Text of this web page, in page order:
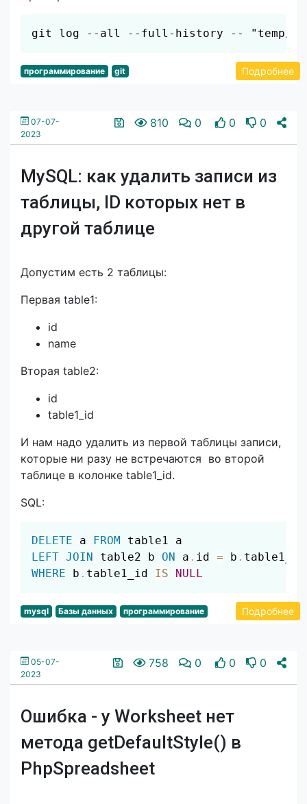
git log --all --full-history -- "temp/
Скопировать
программирование git Подробнее
07-07-
2023
810 0 0 0
MySQL: как удалить записи из
таблицы, ID которых нет в
другой таблице
Допустим есть 2 таблицы:
Первая table1:
id
name
Вторая table2:
id
table1_id
И нам надо удалить из первой таблицы записи,
которые ни разу не встречаются во второй
таблице в колонке table1_id.
SQL:
DELETE a FROM
LEFT JOIN table2 b ON a . id = b .
WHERE b . table1_id IS NULL
mysql Базы данных программирование Подробнее
05-07-
2023
758 0 0 0
Ошибка - у Worksheet нет
метода getDefaultStyle() в
PhpSpreadsheet